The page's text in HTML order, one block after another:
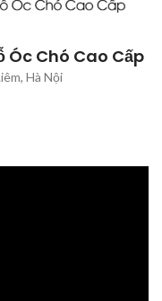
Óc Chó Cao Cấp
Hà Nội